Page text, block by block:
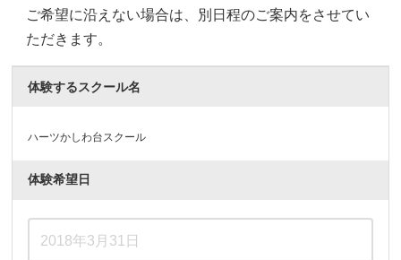
ご希望に沿えない場合は、別日程のご案内をさせてい
ただきます。
体験するスクール名
ハーツかしわ台スクール
体験希望日